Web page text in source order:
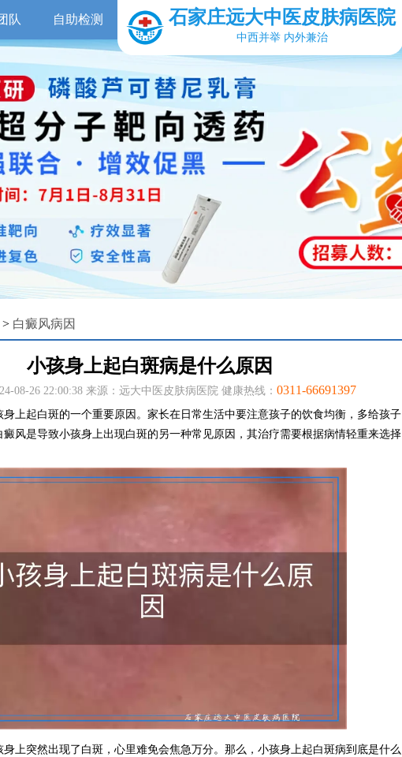
队 自助检测 石家庄远大中医皮肤病医院
中西并举 内外兼治
> 白癜风病因
小孩身上起白斑病是什么原因
08-26 22:00:38 来源：远大中医皮肤病医院 健康热线： 0311-66691397
上起白斑的一个重要原因。家长在日常生活中要注意孩子的饮食均衡，多给孩子
风是导致小孩身上出现白斑的另一种常见原因，其治疗需要根据病情轻重来选择
身上突然出现了白斑，心里难免会焦急万分。那么，小孩身上起白斑病到底是什么